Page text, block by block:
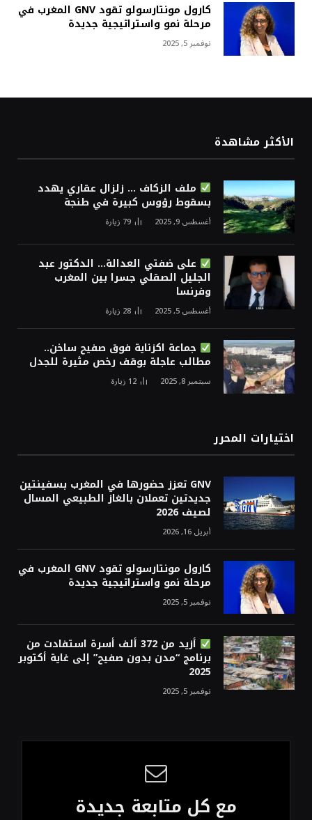
كارول مونتارسولو تقود GNV المغرب في
مرحلة نمو واستراتيجية جديدة
نوفمبر 5, 2025
الأكثر مشاهدة
ملف الزكاف … زلزال عقاري يهدد
بسقوط رؤوس كبيرة في طنجة
أغسطس 9, 2025 79 زيارة
على ضفتي العدالة… الدكتور عبد
الجليل الصقلي جسرا بين المغرب
وفرنسا
أغسطس 5, 2025 28 زيارة
جماعة اكزناية فوق صفيح ساخن..
مطالب عاجلة بوقف رخص مثيرة للجدل
سبتمبر 8, 2025 12 زيارة
اختيارات المحرر
GNV تعزز حضورها في المغرب بسفينتين
جديدتين تعملان بالغاز الطبيعي المسال
لصيف 2026
أبريل 16, 2026
كارول مونتارسولو تقود GNV المغرب في
مرحلة نمو واستراتيجية جديدة
نوفمبر 5, 2025
أزيد من 372 ألف أسرة استفادت من
برنامج “مدن بدون صفيح” إلى غاية أكتوبر
2025
نوفمبر 5, 2025
مع كل متابعة جديدة